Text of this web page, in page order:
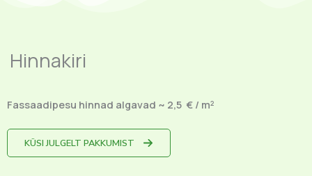
Hinnakiri
Fassaadipesu hinnad algavad ~ 2,5 € / m²
KÜSI JULGELT PAKKUMIST